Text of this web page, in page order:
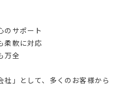
のサポート
柔軟に対応
万全
社」として、多くのお客様から